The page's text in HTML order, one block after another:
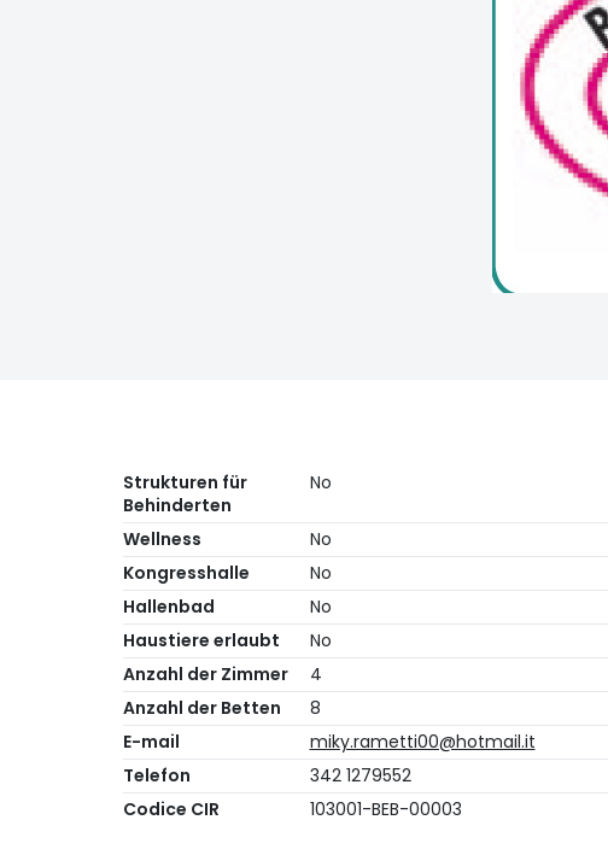
Strukturen für
Behinderten
No
Wellness
No
Kongresshalle
No
Hallenbad
No
Haustiere erlaubt
No
Anzahl der Zimmer
4
Anzahl der Betten
8
E-mail
miky.rametti00@hotmail.it
Telefon
342 1279552
Codice CIR
103001-BEB-00003